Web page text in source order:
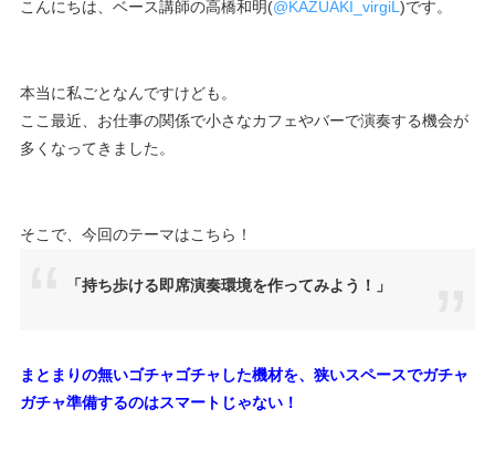
こんにちは、ベース講師の高橋和明(@KAZUAKI_virgiL )です。
本当に私ごとなんですけども。
ここ最近、お仕事の関係で小さなカフェやバーで演奏する機会が
多くなってきました。
そこで、今回のテーマはこちら！
「持ち歩ける即席演奏環境を作ってみよう！」
まとまりの無いゴチャゴチャした機材を、狭いスペースでガチャ
ガチャ準備するのはスマートじゃない！